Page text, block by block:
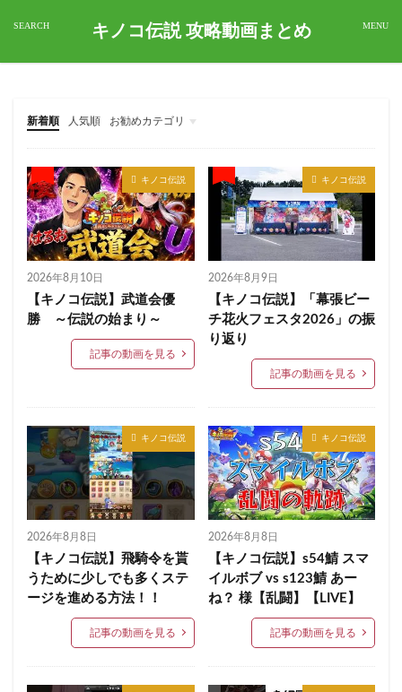
キノコ伝説 攻略動画まとめ
新着順 人気順 お勧めカテゴリ
未分類
キノコ伝説
2026年8月10日
【キノコ伝説】武道会優
勝 ～伝説の始まり～
記事の動画を見る
キノコ伝説
2026年8月9日
【キノコ伝説】「幕張ビー
チ花火フェスタ2026」の振
り返り
記事の動画を見る
キノコ伝説
2026年8月8日
【キノコ伝説】飛騎令を貰
うために少しでも多くステ
ージを進める方法！！
記事の動画を見る
キノコ伝説
2026年8月8日
【キノコ伝説】s54鯖 スマ
イルボブ vs s123鯖 あー
ね？ 様【乱闘】【LIVE】
記事の動画を見る